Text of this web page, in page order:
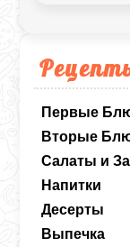
Первые
Вторые
Салаты и
Напитки
Десерты
Выпечка